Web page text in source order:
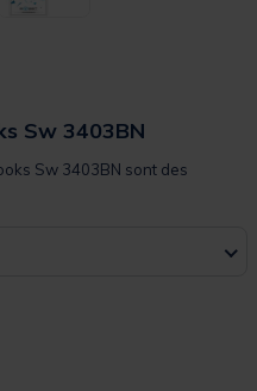
Sw 3403BN
Sw 3403BN sont des